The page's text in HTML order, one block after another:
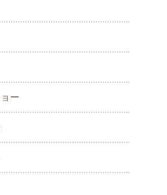
ー